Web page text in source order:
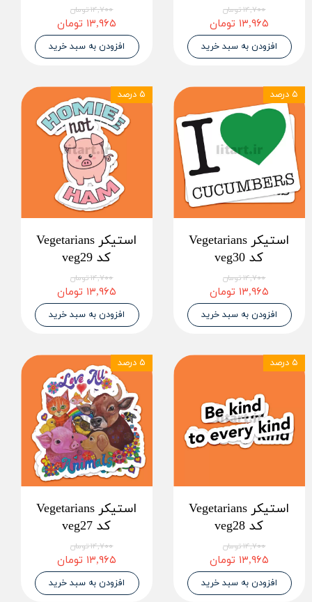
۱۴,۷۰۰ تومان
۱۳,۹۶۵ تومان
افزودن به سبد خرید
۱۴,۷۰۰ تومان
۱۳,۹۶۵ تومان
افزودن به سبد خرید
استیکر Vegetarians
کد veg30
۱۴,۷۰۰ تومان
۱۳,۹۶۵ تومان
افزودن به سبد خرید
۵ درصد
استیکر Vegetarians
کد veg29
۱۴,۷۰۰ تومان
۱۳,۹۶۵ تومان
افزودن به سبد خرید
۵ درصد
استیکر Vegetarians
کد veg28
۱۴,۷۰۰ تومان
۱۳,۹۶۵ تومان
افزودن به سبد خرید
۵ درصد
استیکر Vegetarians
کد veg27
۱۴,۷۰۰ تومان
۱۳,۹۶۵ تومان
افزودن به سبد خرید
۵ درصد